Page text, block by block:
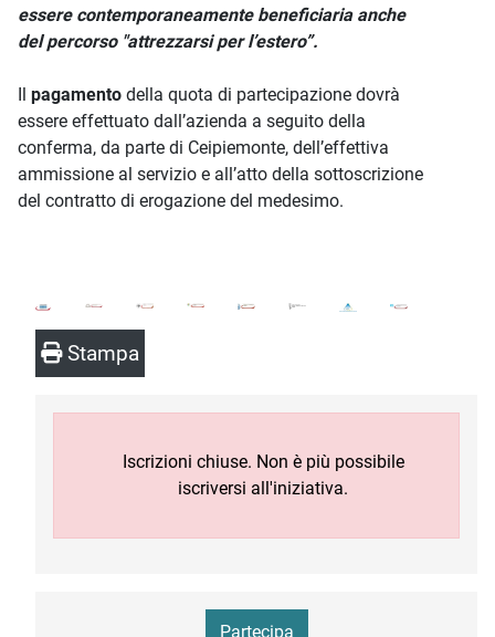
essere contemporaneamente beneficiaria anche
del percorso "attrezzarsi per l’estero”.
Il pagamento della quota di partecipazione dovrà
essere effettuato dall’azienda a seguito della
conferma, da parte di Ceipiemonte, dell’effettiva
ammissione al servizio e all’atto della sottoscrizione
del contratto di erogazione del medesimo.
Stampa
Iscrizioni chiuse. Non è più possibile
iscriversi all'iniziativa.
Partecipa